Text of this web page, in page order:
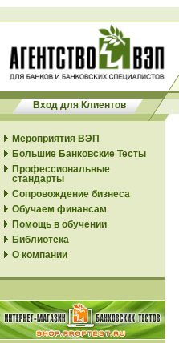
Вход для Клиентов
Мероприятия ВЭП
Большие Банковские Тесты
Профессиональные
стандарты
Сопровождение бизнеса
Обучаем финансам
Помощь в обучении
Библиотека
О компании